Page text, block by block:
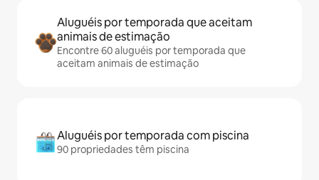
Aluguéis por temporada que aceitam
animais de estimação
Encontre 60 aluguéis por temporada que
aceitam animais de estimação
Aluguéis por temporada com piscina
90 propriedades têm piscina